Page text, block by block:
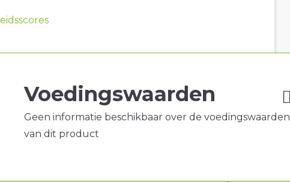
Voedingswaarden
Geen informatie beschikbaar over de voedingswaarden
van dit product